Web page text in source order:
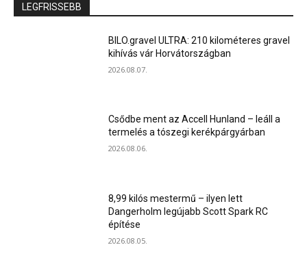
LEGFRISSEBB
BILO.gravel ULTRA: 210 kilométeres gravel
kihívás vár Horvátországban
2026.08.07.
Csődbe ment az Accell Hunland – leáll a
termelés a tószegi kerékpárgyárban
2026.08.06.
8,99 kilós mestermű – ilyen lett
Dangerholm legújabb Scott Spark RC
építése
2026.08.05.